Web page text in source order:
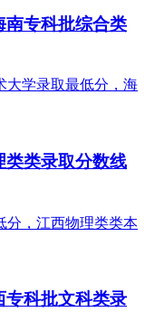
南专科批综合类
类类录取分数线
专科批文科类录